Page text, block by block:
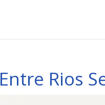
Entre Rios